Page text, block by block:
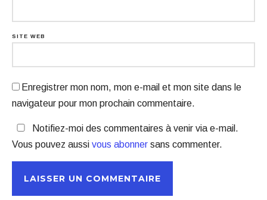
SITE WEB
Enregistrer mon nom, mon e-mail et mon site dans le
navigateur pour mon prochain commentaire.
Notifiez-moi des commentaires à venir via e-mail.
Vous pouvez aussi vous abonner sans commenter.